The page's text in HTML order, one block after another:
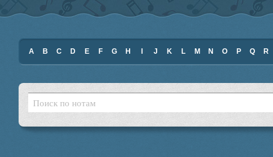
A B C D E F G H J K L M N O P Q R